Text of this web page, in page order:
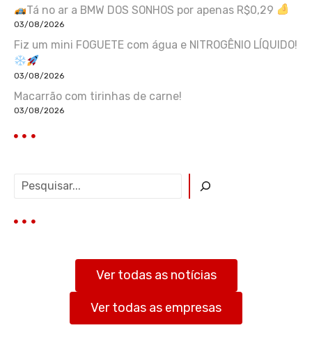
Tá no ar a BMW DOS SONHOS por apenas R$0,29
03/08/2026
Fiz um mini FOGUETE com água e NITROGÊNIO LÍQUIDO!
03/08/2026
Macarrão com tirinhas de carne!
03/08/2026
q
Ver todas as notícias
Ver todas as empresas